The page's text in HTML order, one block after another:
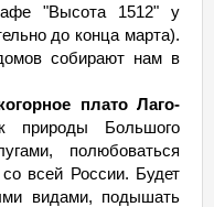
"Высота 1512" у
до конца марта).
собирают нам в
плато Лаго-
природы Большого
полюбоваться
всей России. Будет
видами, подышать